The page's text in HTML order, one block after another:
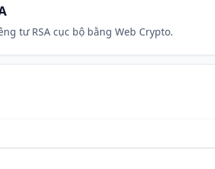
tư RSA cục bộ bằng Web Crypto.